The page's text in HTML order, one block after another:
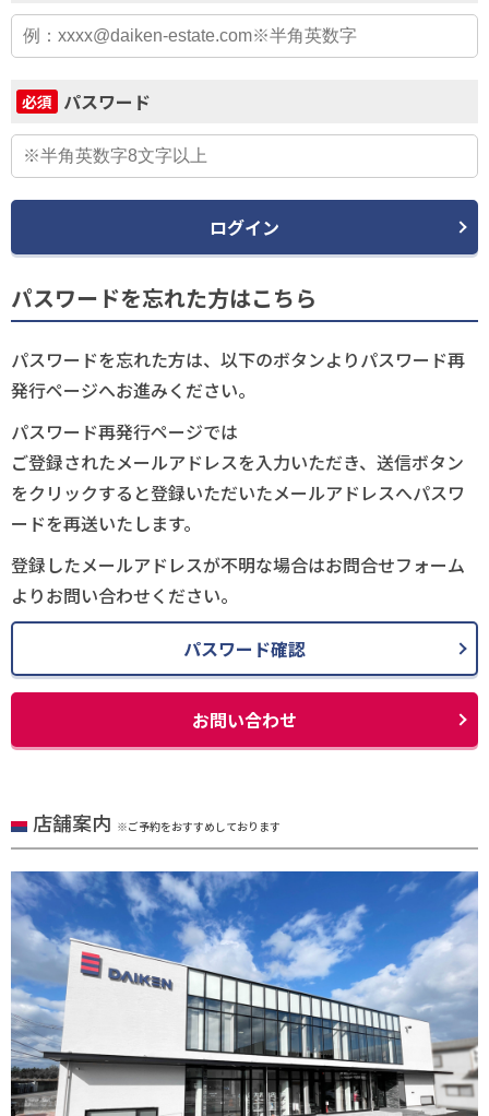
必須 パスワード
ログイン
パスワードを忘れた方はこちら
パスワードを忘れた方は、以下のボタンよりパスワード再
発行ページへお進みください。
パスワード再発行ページでは
ご登録されたメールアドレスを入力いただき、送信ボタン
をクリックすると登録いただいたメールアドレスへパスワ
ードを再送いたします。
登録したメールアドレスが不明な場合はお問合せフォーム
よりお問い合わせください。
パスワード確認
お問い合わせ
店舗案内 ※ご予約をおすすめしております